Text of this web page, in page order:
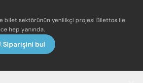
bilet sektörünün yenilikçi projesi Bilettos ile
hep yanında.
Siparişini bul